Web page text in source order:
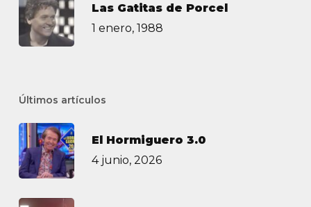
Las Gatitas de Porcel
1 enero, 1988
Últimos artículos
El Hormiguero 3.0
4 junio, 2026